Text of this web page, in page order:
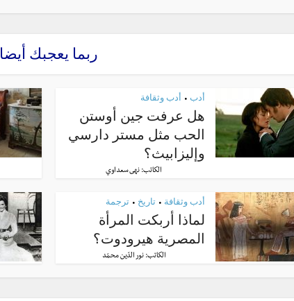
ربما يعجبك أيضا
أدب • أدب وثقافة
هل عرفت جين أوستن
الحب مثل مستر دارسي
وإليزابيث؟
الكاتب: نهى سعداوي
أدب وثقافة • تاريخ • ترجمة
لماذا أربكت المرأة
المصرية هيرودوت؟
الكاتب:نور الدّين محمّد